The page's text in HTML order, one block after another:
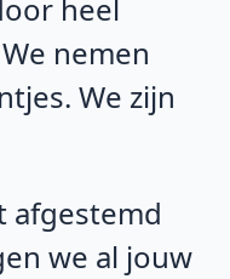
heel
nemen
We zijn
afgestemd
we al jouw